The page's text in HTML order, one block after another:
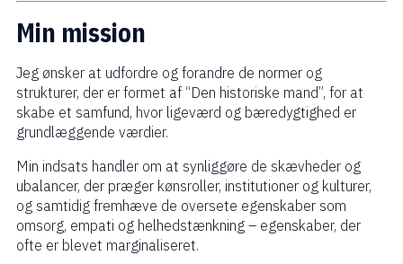
Min mission
Jeg ønsker at udfordre og forandre de normer og
strukturer, der er formet af “Den historiske mand”, for at
skabe et samfund, hvor ligeværd og bæredygtighed er
grundlæggende værdier.
Min indsats handler om at synliggøre de skævheder og
ubalancer, der præger kønsroller, institutioner og kulturer,
og samtidig fremhæve de oversete egenskaber som
omsorg, empati og helhedstænkning – egenskaber, der
ofte er blevet marginaliseret.